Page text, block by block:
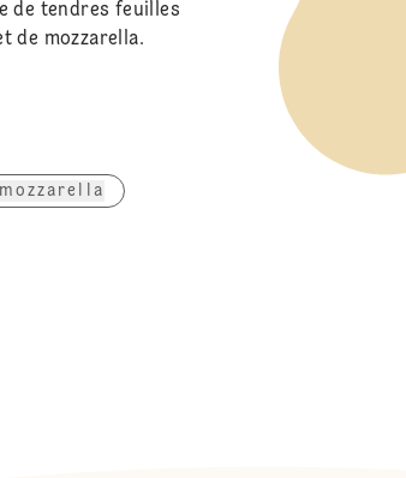
de tendres feuilles
de mozzarella.